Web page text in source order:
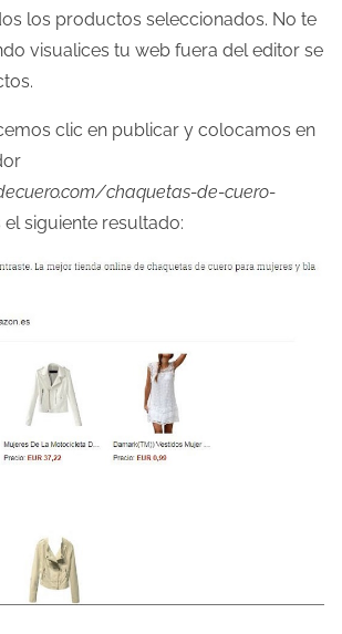
los productos seleccionados. No te
visualices tu web fuera del editor se
clic en publicar y colocamos en
chaquetas-de-cuero-
siguiente resultado: